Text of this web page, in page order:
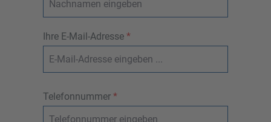
Ihre E-Mail-Adresse *
Telefonnummer *